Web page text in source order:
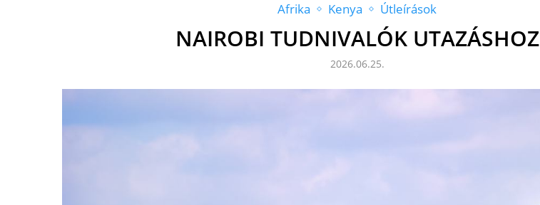
Afrika Kenya Útleírások
NAIROBI TUDNIVALÓK UTAZÁSHOZ
2026.06.25.